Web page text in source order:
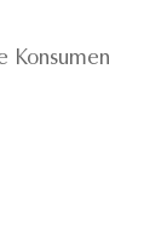
Konsumen